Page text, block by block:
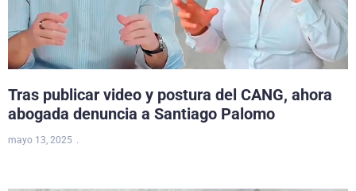
Tras publicar video y postura del CANG, ahora
abogada denuncia a Santiago Palomo
mayo 13, 2025